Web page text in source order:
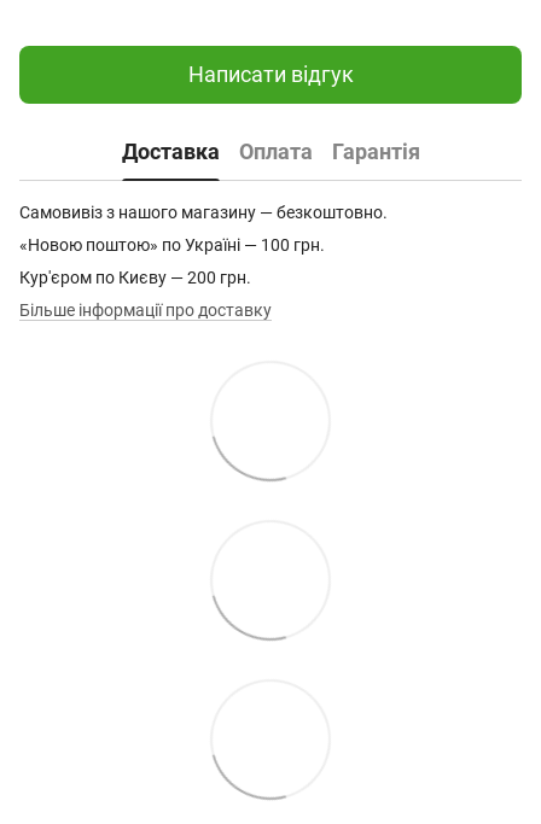
Написати відгук
Доставка Оплата Гарантія
Самовивіз з нашого магазину — безкоштовно.
«Новою поштою» по Україні — 100 грн.
Кур'єром по Києву — 200 грн.
Більше інформації про доставку